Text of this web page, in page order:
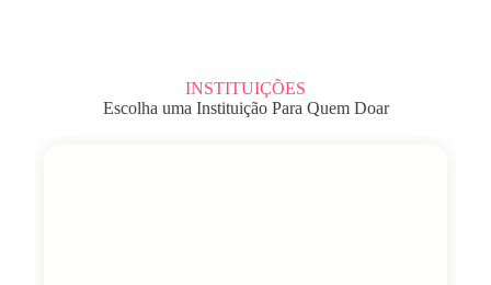
INSTITUIÇÕES
Escolha uma Instituição Para Quem Doar